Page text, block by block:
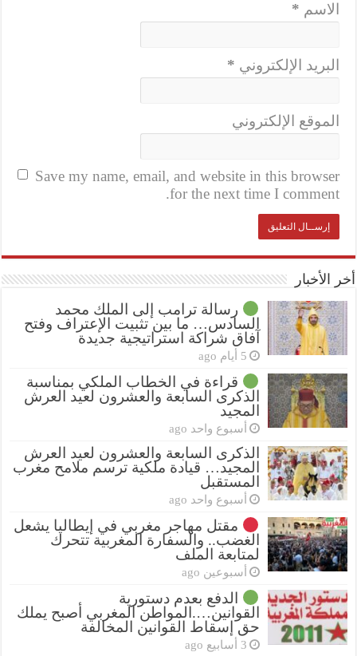
الاسم *
البريد الإلكتروني *
الموقع الإلكتروني
Save my name, email, and website in this browser
for the next time I comment.
أخر الأخبار
رسالة ترامب إلى الملك محمد
السادس… ما بين تثبيت الإعتراف وفتح
آفاق شراكة استراتيجية جديدة
5 أيام ago
قراءة في الخطاب الملكي بمناسبة
الذكرى السابعة والعشرون لعيد العرش
المجيد
أسبوع واحد ago
الذكرى السابعة والعشرون لعيد العرش
المجيد… قيادة ملكية ترسم ملامح مغرب
المستقبل
أسبوع واحد ago
مقتل مهاجر مغربي في إيطاليا يشعل
الغضب.. والسفارة المغربية تتحرك
لمتابعة الملف
أسبوعين ago
الدفع بعدم دستورية
القوانين….المواطن المغربي أصبح يملك
حق إسقاط القوانين المخالفة
3 أسابيع ago